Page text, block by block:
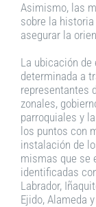
Asimismo, las
sobre la
asegurar la
La ubicación
determinada a
representantes
zonales,
parroquiales y
los puntos con
instalación de
mismas que se
identificadas
Labrador,
Ejido, Alameda